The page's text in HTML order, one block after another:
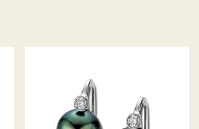
ZUCHTPERL-
DIAMANTOHRRINGE MODERN
CLASSICS